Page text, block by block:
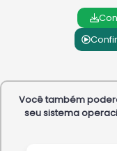
Você também
seu sistema